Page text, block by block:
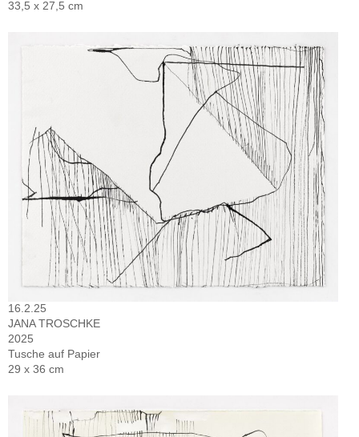
33,5 x 27,5 cm
16.2.25
JANA TROSCHKE
2025
Tusche auf Papier
29 x 36 cm